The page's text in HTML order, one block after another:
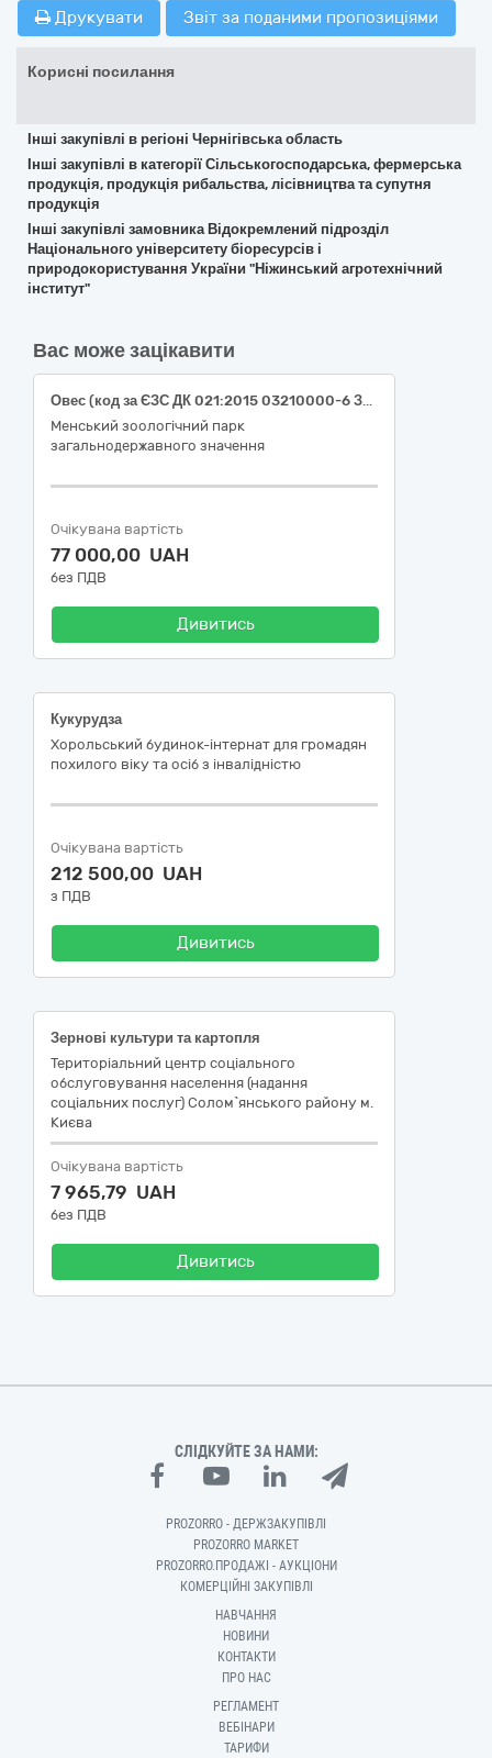
Друкувати Звіт за поданими пропозиціями
Корисні посилання
Інші закупівлі в регіоні Чернігівська область
Інші закупівлі в категорії Сільськогосподарська, фермерська
продукція, продукція рибальства, лісівництва та супутня
продукція
Інші закупівлі замовника Відокремлений підрозділ
Національного університету біоресурсів і
природокористування України "Ніжинський агротехнічний
інститут"
Вас може зацікавити
Овес (код за ЄЗС ДК 021:2015 03210000-6 Зернові культури та картопля)
Менський зоологічний парк
загальнодержавного значення
Очікувана вартість
77 000,00 UAH
без ПДВ
Дивитись
Кукурудза
Хорольський будинок-інтернат для громадян
похилого віку та осіб з інвалідністю
Очікувана вартість
212 500,00 UAH
з ПДВ
Дивитись
Зернові культури та картопля
Територіальний центр соціального
обслуговування населення (надання
соціальних послуг) Солом`янського району м.
Києва
Очікувана вартість
7 965,79 UAH
без ПДВ
Дивитись
СЛІДКУЙТЕ ЗА НАМИ:
PROZORRO - ДЕРЖЗАКУПІВЛІ
PROZORRO MARKET
PROZORRO.ПРОДАЖІ - АУКЦІОНИ
КОМЕРЦІЙНІ ЗАКУПІВЛІ
НАВЧАННЯ
НОВИНИ
КОНТАКТИ
ПРО НАС
РЕГЛАМЕНТ
ВЕБІНАРИ
ТАРИФИ